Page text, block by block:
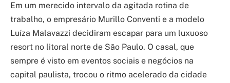
Em um merecido intervalo da agitada rotina de
trabalho, o empresário Murillo Conventi e a modelo
Luíza Malavazzi decidiram escapar para um luxuoso
resort no litoral norte de São Paulo. O casal, que
sempre é visto em eventos sociais e negócios na
capital paulista, trocou o ritmo acelerado da cidade